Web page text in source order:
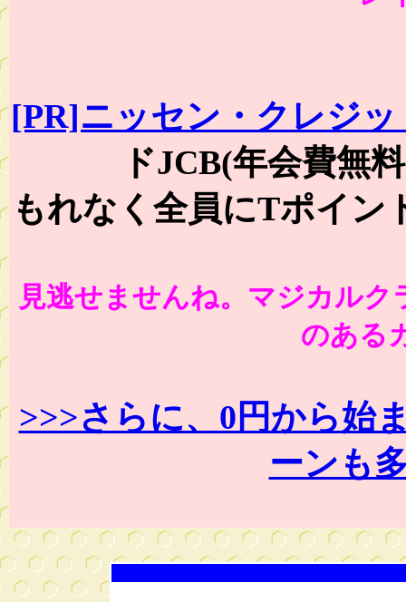
[PR]ニッセン・クレジッ
ドJCB(年会費無
もれなく全員にTポイン
見逃せませんね。マジカル
のある
>>>さらに、0円から始
ーンも